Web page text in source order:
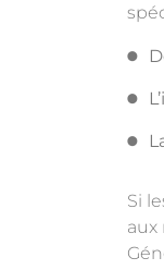
Si
aux